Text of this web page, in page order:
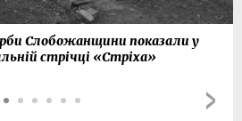
Слобожанщини показали у
стрічці «Стріха»